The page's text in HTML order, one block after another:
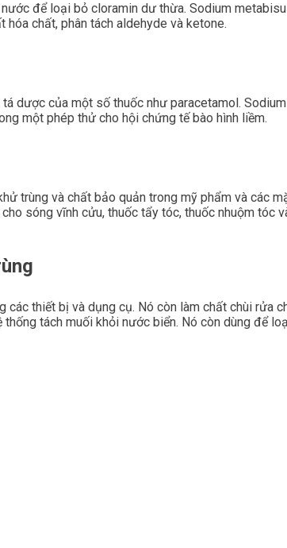
để loại bỏ cloramin dư thừa. Sodium
chất, phân tách aldehyde và ketone.
dược của một số thuốc như paracetamol. Sodium
một phép thử cho hội chứng tế bào hình liềm.
trùng và chất bảo quản trong mỹ phẩm và các
sóng vĩnh cửu, thuốc tẩy tóc, thuốc nhuộm tóc
thiết bị và dụng cụ. Nó còn làm chất chùi rửa
tách muối khỏi nước biển. Nó còn dùng để